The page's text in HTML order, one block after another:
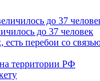
до 37 человек
перебои со
территории РФ